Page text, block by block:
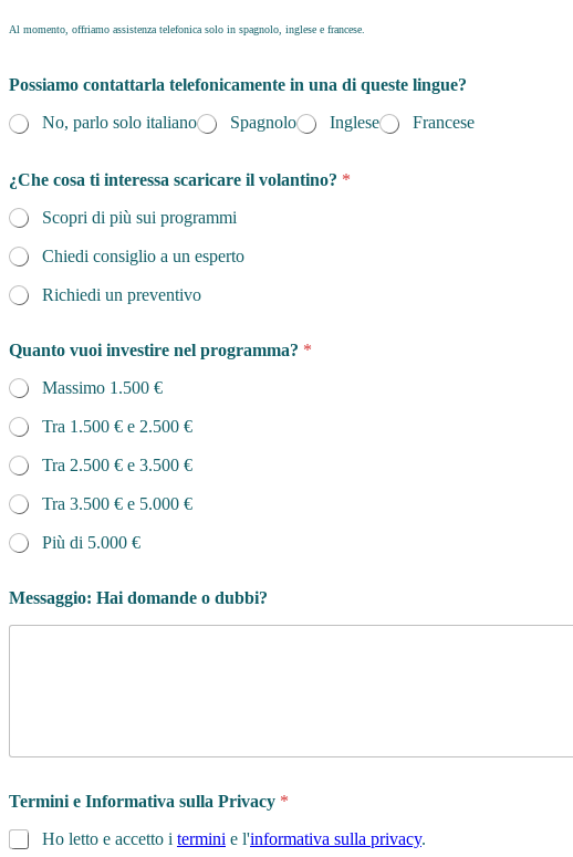
Al momento, offriamo assistenza telefonica solo in spagnolo, inglese e francese.
Possiamo contattarla telefonicamente in una di queste lingue?
No, parlo solo italiano
Spagnolo Inglese Francese
¿Che cosa ti interessa scaricare il volantino? *
Scopri di più sui programmi
Chiedi consiglio a un esperto
Richiedi un preventivo
Quanto vuoi investire nel programma? *
Massimo 1.500 €
Tra 1.500 € e 2.500 €
Tra 2.500 € e 3.500 €
Tra 3.500 € e 5.000 €
Più di 5.000 €
o
l
*
t
e
Messaggio: Hai domande o dubbi?
Termini e Informativa sulla Privacy *
Ho letto e accetto i termini e l'informativa sulla privacy.